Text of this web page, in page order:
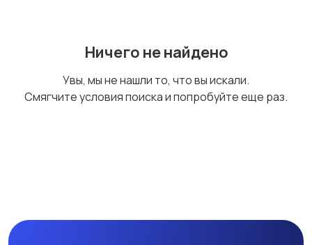
аккумуляторыНичего не найдено
Увы, мы не нашли то, что вы искали.
Смягчите условия поиска и попробуйте еще раз.